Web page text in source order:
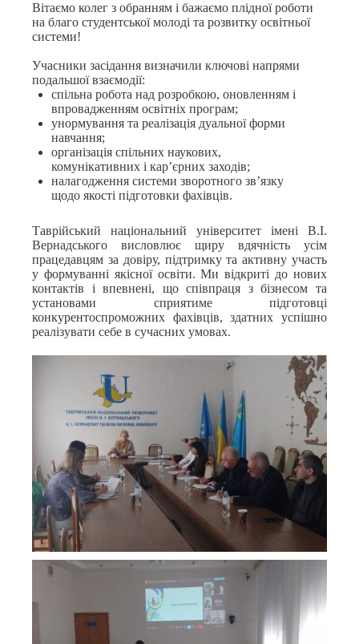
Вітаємо колег з обранням і бажаємо плідної роботи
на благо студентської молоді та розвитку освітньої
системи!
Учасники засідання визначили ключові напрями
подальшої взаємодії:
спільна робота над розробкою, оновленням і
впровадженням освітніх програм;
унормування та реалізація дуальної форми
навчання;
організація спільних наукових,
комунікативних і кар’єрних заходів;
налагодження системи зворотного зв’язку
щодо якості підготовки фахівців.
Таврійський національний університет імені В.І.
Вернадського висловлює щиру вдячність усім
працедавцям за довіру, підтримку та активну участь
у формуванні якісної освіти. Ми відкриті до нових
контактів і впевнені, що співпраця з бізнесом та
установами сприятиме підготовці
конкурентоспроможних фахівців, здатних успішно
реалізувати себе в сучасних умовах.